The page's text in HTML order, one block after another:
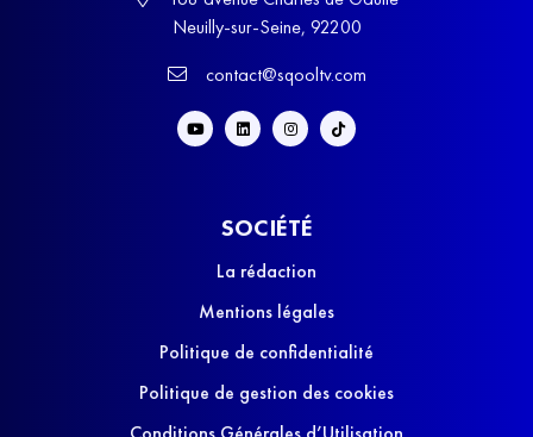
Neuilly-sur-Seine, 92200
contact@sqooltv.com
SOCIÉTÉ
La rédaction
Mentions légales
Politique de confidentialité
Politique de gestion des cookies